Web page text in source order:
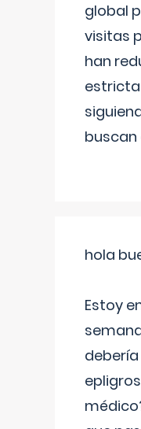
global
visitas
han
hola
Estoy
debería